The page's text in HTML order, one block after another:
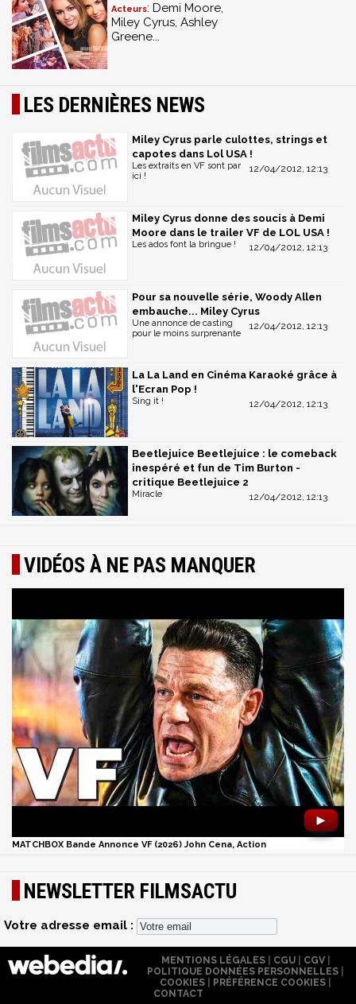
Acteurs: Demi Moore,
Miley Cyrus, Ashley
Greene...
LES DERNIÈRES NEWS
Miley Cyrus parle culottes, strings et
capotes dans Lol USA !
12/04/2012, 12:13
Les extraits en VF sont par
ici !
Miley Cyrus donne des soucis à Demi
Moore dans le trailer VF de LOL USA !
12/04/2012, 12:13
Les ados font la bringue !
Pour sa nouvelle série, Woody Allen
embauche... Miley Cyrus
12/04/2012, 12:13
Une annonce de casting
pour le moins surprenante
La La Land en Cinéma Karaoké grâce à
l'Ecran Pop !
12/04/2012, 12:13
Sing it !
Beetlejuice Beetlejuice : le comeback
inespéré et fun de Tim Burton -
critique Beetlejuice 2
12/04/2012, 12:13
Miracle
VIDÉOS À NE PAS MANQUER
►
MATCHBOX Bande Annonce VF (2026) John Cena, Action
NEWSLETTER FILMSACTU
Votre adresse email :
MENTIONS LÉGALES| CGU| CGV|
POLITIQUE DONNÉES PERSONNELLES
COOKIES
PRÉFÉRENCE COOKIES
CONTACT